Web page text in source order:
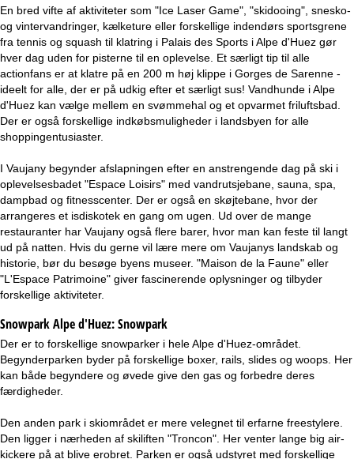
En bred vifte af aktiviteter som "Ice Laser Game", "skidooing", snesko-
og vintervandringer, kælketure eller forskellige indendørs sportsgrene
fra tennis og squash til klatring i Palais des Sports i Alpe d'Huez gør
hver dag uden for pisterne til en oplevelse. Et særligt tip til alle
actionfans er at klatre på en 200 m høj klippe i Gorges de Sarenne -
ideelt for alle, der er på udkig efter et særligt sus! Vandhunde i Alpe
d'Huez kan vælge mellem en svømmehal og et opvarmet friluftsbad.
Der er også forskellige indkøbsmuligheder i landsbyen for alle
shoppingentusiaster.
I Vaujany begynder afslapningen efter en anstrengende dag på ski i
oplevelsesbadet "Espace Loisirs" med vandrutsjebane, sauna, spa,
dampbad og fitnesscenter. Der er også en skøjtebane, hvor der
arrangeres et isdiskotek en gang om ugen. Ud over de mange
restauranter har Vaujany også flere barer, hvor man kan feste til langt
ud på natten. Hvis du gerne vil lære mere om Vaujanys landskab og
historie, bør du besøge byens museer. "Maison de la Faune" eller
"L'Espace Patrimoine" giver fascinerende oplysninger og tilbyder
forskellige aktiviteter.
Snowpark Alpe d'Huez:Snowpark
Der er to forskellige snowparker i hele Alpe d'Huez-området.
Begynderparken byder på forskellige boxer, rails, slides og woops. Her
kan både begyndere og øvede give den gas og forbedre deres
færdigheder.
Den anden park i skiområdet er mere velegnet til erfarne freestylere.
Den ligger i nærheden af skiliften "Troncon". Her venter lange big air-
kickere på at blive erobret. Parken er også udstyret med forskellige